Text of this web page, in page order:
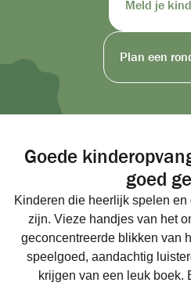
Meld je
Plan een
Goede
goed
Kinderen die heerlijk spelen
zijn. Vieze handjes van het
geconcentreerde blikken van
speelgoed, aandachtig
krijgen van een leuk boek.